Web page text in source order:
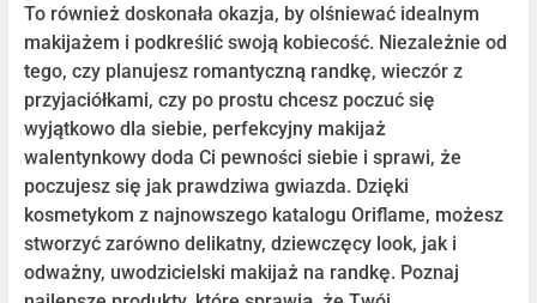
To również doskonała okazja, by olśniewać idealnym
makijażem i podkreślić swoją kobiecość. Niezależnie od
tego, czy planujesz romantyczną randkę, wieczór z
przyjaciółkami, czy po prostu chcesz poczuć się
wyjątkowo dla siebie, perfekcyjny makijaż
walentynkowy doda Ci pewności siebie i sprawi, że
poczujesz się jak prawdziwa gwiazda. Dzięki
kosmetykom z najnowszego katalogu Oriflame, możesz
stworzyć zarówno delikatny, dziewczęcy look, jak i
odważny, uwodzicielski makijaż na randkę. Poznaj